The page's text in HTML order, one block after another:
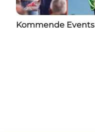
Kommende Events